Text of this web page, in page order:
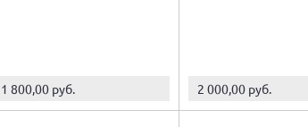
1 800,00 руб. 2 000,00 руб.